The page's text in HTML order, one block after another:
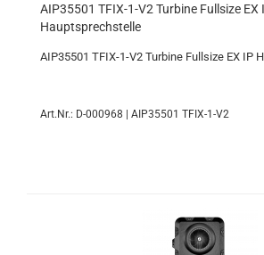
AIP35501 TFIX-1-V2 Turbine Fullsize EX
Hauptsprechstelle
AIP35501 TFIX-1-V2 Turbine Fullsize EX IP
Art.Nr.: D-000968 | AIP35501 TFIX-1-V2